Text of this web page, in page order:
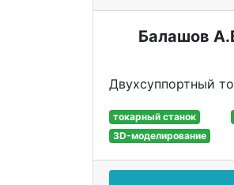
Балашов
Двухсуппортный
токарный станок
3D-моделирование